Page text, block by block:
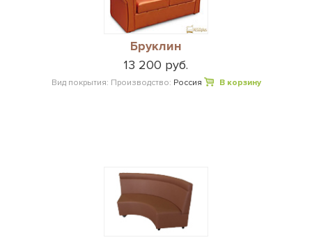
Бруклин
13 200 руб.
Вид покрытия: Производство: Россия В корзину